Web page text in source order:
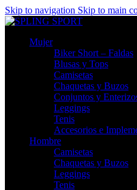
Skip to navigation Skip to main
Mujer
Biker Short – Faldas
Blusas y Tops
Camisetas
Chaquetas y Buzos
Conjuntos y
Leggings
Tenis
Accesorios e
Hombre
Camisetas
Chaquetas y Buzos
Leggings
Tenis